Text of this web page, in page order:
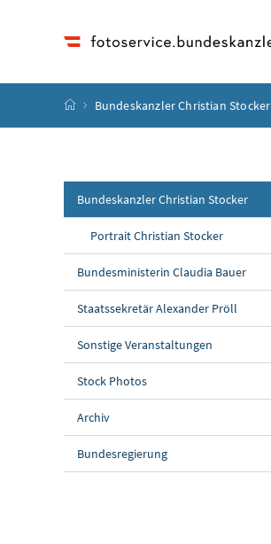
Startseite
Bundeskanzler Christian Stocker
Bundeskanzler Christian Stocker
Portrait Christian Stocker
Bundesministerin Claudia Bauer
Staatssekretär Alexander Pröll
Sonstige Veranstaltungen
Stock Photos
Archiv
Bundesregierung